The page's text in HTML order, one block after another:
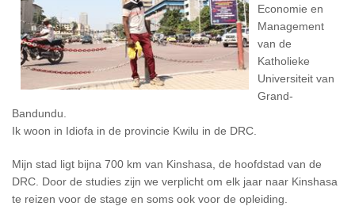
Economie en
Management
van de
Katholieke
Universiteit van
Grand-
Bandundu.
Ik woon in Idiofa in de provincie Kwilu in de DRC.
Mijn stad ligt bijna 700 km van Kinshasa, de hoofdstad van de
DRC. Door de studies zijn we verplicht om elk jaar naar Kinshasa
te reizen voor de stage en soms ook voor de opleiding.